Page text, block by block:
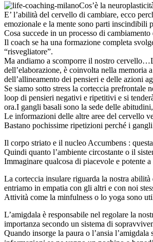
Cos’è la
E’ l’abilità del cervello di cambiare, ecco
emozionale e la mente sono parti inscindibili
Cosa succede in un processo di
Il coach se ha una formazione completa
“risvegliatore”.
Ma andiamo a scomporre il nostro cervello…
dell’elaborazione, è coinvolta nella memoria
dell’allineamento dei pensieri e delle azioni
Se siamo sotto stress la corteccia prefrontale
loop di pensieri negativi e ripetitivi e si
ora.I gangli basali sono la sede delle
Le informazioni delle altre aree del cervello
Bastano pochissime ripetizioni perché i
Il corpo striato e il nucleo Accumbens :
Quindi quanto l’ambiente circostante o il
Immaginare qualcosa di piacevole e potente
La corteccia insulare riguarda la nostra abilità
entriamo in empatia con gli altri e con noi
Attività come la minfulness o lo yoga sono
L’amigdala è responsabile nel regolare la
importanza secondo un sistema di
Quando insorge la paura o l’ansia